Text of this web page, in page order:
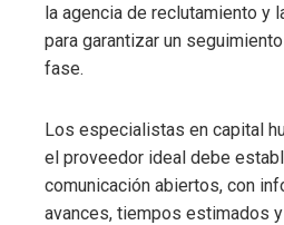
la agencia de reclutamiento y
para garantizar un
fase.
Los especialistas en capital
el proveedor ideal debe
comunicación abiertos, con
avances, tiempos estimados